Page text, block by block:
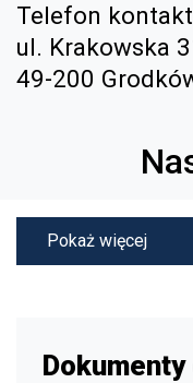
Telefon
ul. Krakowska
49-200
Pokaż więcej